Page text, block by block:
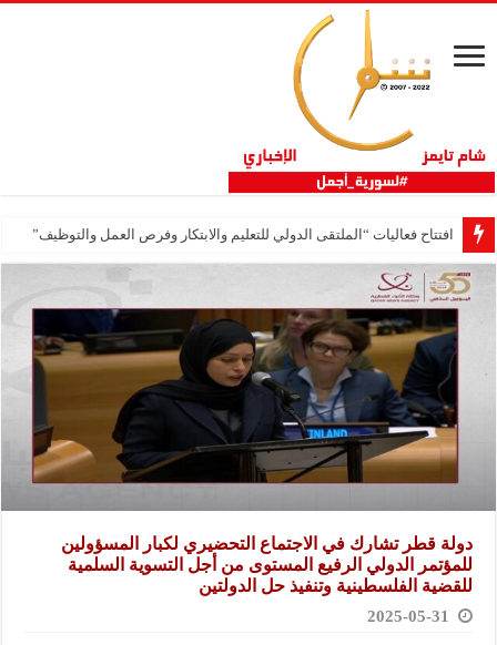
افتتاح فعاليات “الملتقى الدولي للتعليم والابتكار وفرص العمل والتوظيف”
دولة قطر تشارك في الاجتماع التحضيري لكبار المسؤولين
للمؤتمر الدولي الرفيع المستوى من أجل التسوية السلمية
للقضية الفلسطينية وتنفيذ حل الدولتين
2025-05-31